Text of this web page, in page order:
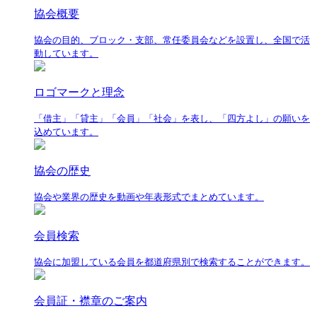
協会概要
協会の目的、ブロック・支部、常任委員会などを設置し、全国で活
動しています。
ロゴマークと理念
「借主」「貸主」「会員」「社会」を表し、「四方よし」の願いを
込めています。
協会の歴史
協会や業界の歴史を動画や年表形式でまとめています。
会員検索
協会に加盟している会員を都道府県別で検索することができます。
会員証・襟章のご案内